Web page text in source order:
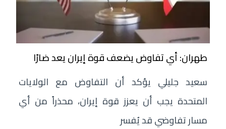
طهران: أي تفاوض يضعف قوة إيران يعد ضارًا
سعيد جليلي يؤكد أن التفاوض مع الولايات
المتحدة يجب أن يعزز قوة إيران، محذراً من أي
مسار تفاوضي قد يُفسر